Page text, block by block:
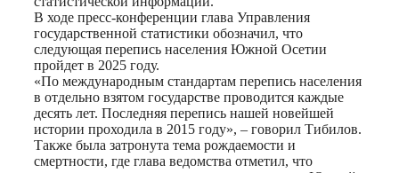
В ходе пресс-конференции глава Управления
государственной статистики обозначил, что
следующая перепись населения Южной Осетии
пройдет в 2025 году.
«По международным стандартам перепись населения
в отдельно взятом государстве проводится каждые
десять лет. Последняя перепись нашей новейшей
истории проходила в 2015 году», – говорил Тибилов.
Также была затронута тема рождаемости и
смертности, где глава ведомства отметил, что